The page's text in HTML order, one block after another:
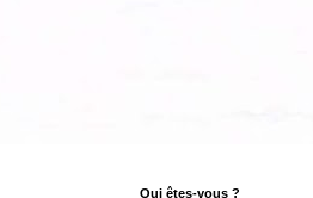
Qui êtes-vous ?